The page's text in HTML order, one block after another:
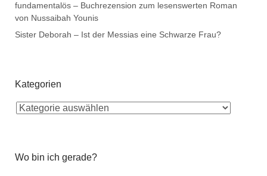
fundamentalös – Buchrezension zum lesenswerten Roman
von Nussaibah Younis
Sister Deborah – Ist der Messias eine Schwarze Frau?
Kategorien
Wo bin ich gerade?